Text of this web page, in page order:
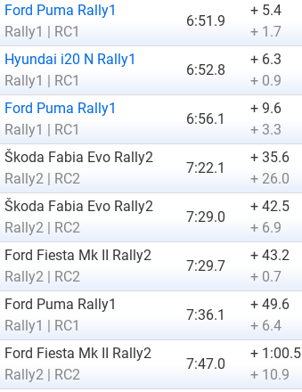
Ford Puma Rally1
Rally1 | RC1
6:51.9
+ 5.4
+ 1.7
Hyundai i20 N Rally1
Rally1 | RC1
6:52.8
+ 6.3
+ 0.9
Ford Puma Rally1
Rally1 | RC1
6:56.1
+ 9.6
+ 3.3
Škoda Fabia Evo Rally2
Rally2 | RC2
7:22.1
+ 35.6
+ 26.0
Škoda Fabia Evo Rally2
Rally2 | RC2
7:29.0
+ 42.5
+ 6.9
Ford Fiesta Mk II Rally2
Rally2 | RC2
7:29.7
+ 43.2
+ 0.7
Ford Puma Rally1
Rally1 | RC1
7:36.1
+ 49.6
+ 6.4
Ford Fiesta Mk II Rally2
Rally2 | RC2
7:47.0
+ 1:00.5
+ 10.9